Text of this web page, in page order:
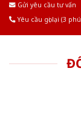
Gửi yêu cầu tư vấn
Yêu cầu gọi lại (3